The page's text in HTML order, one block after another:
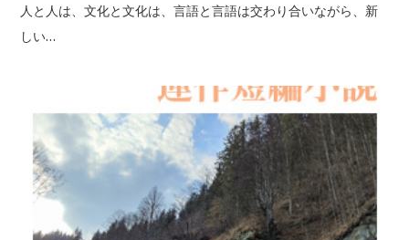
人と人は、文化と文化は、言語と言語は交わり合いながら、新
しい…